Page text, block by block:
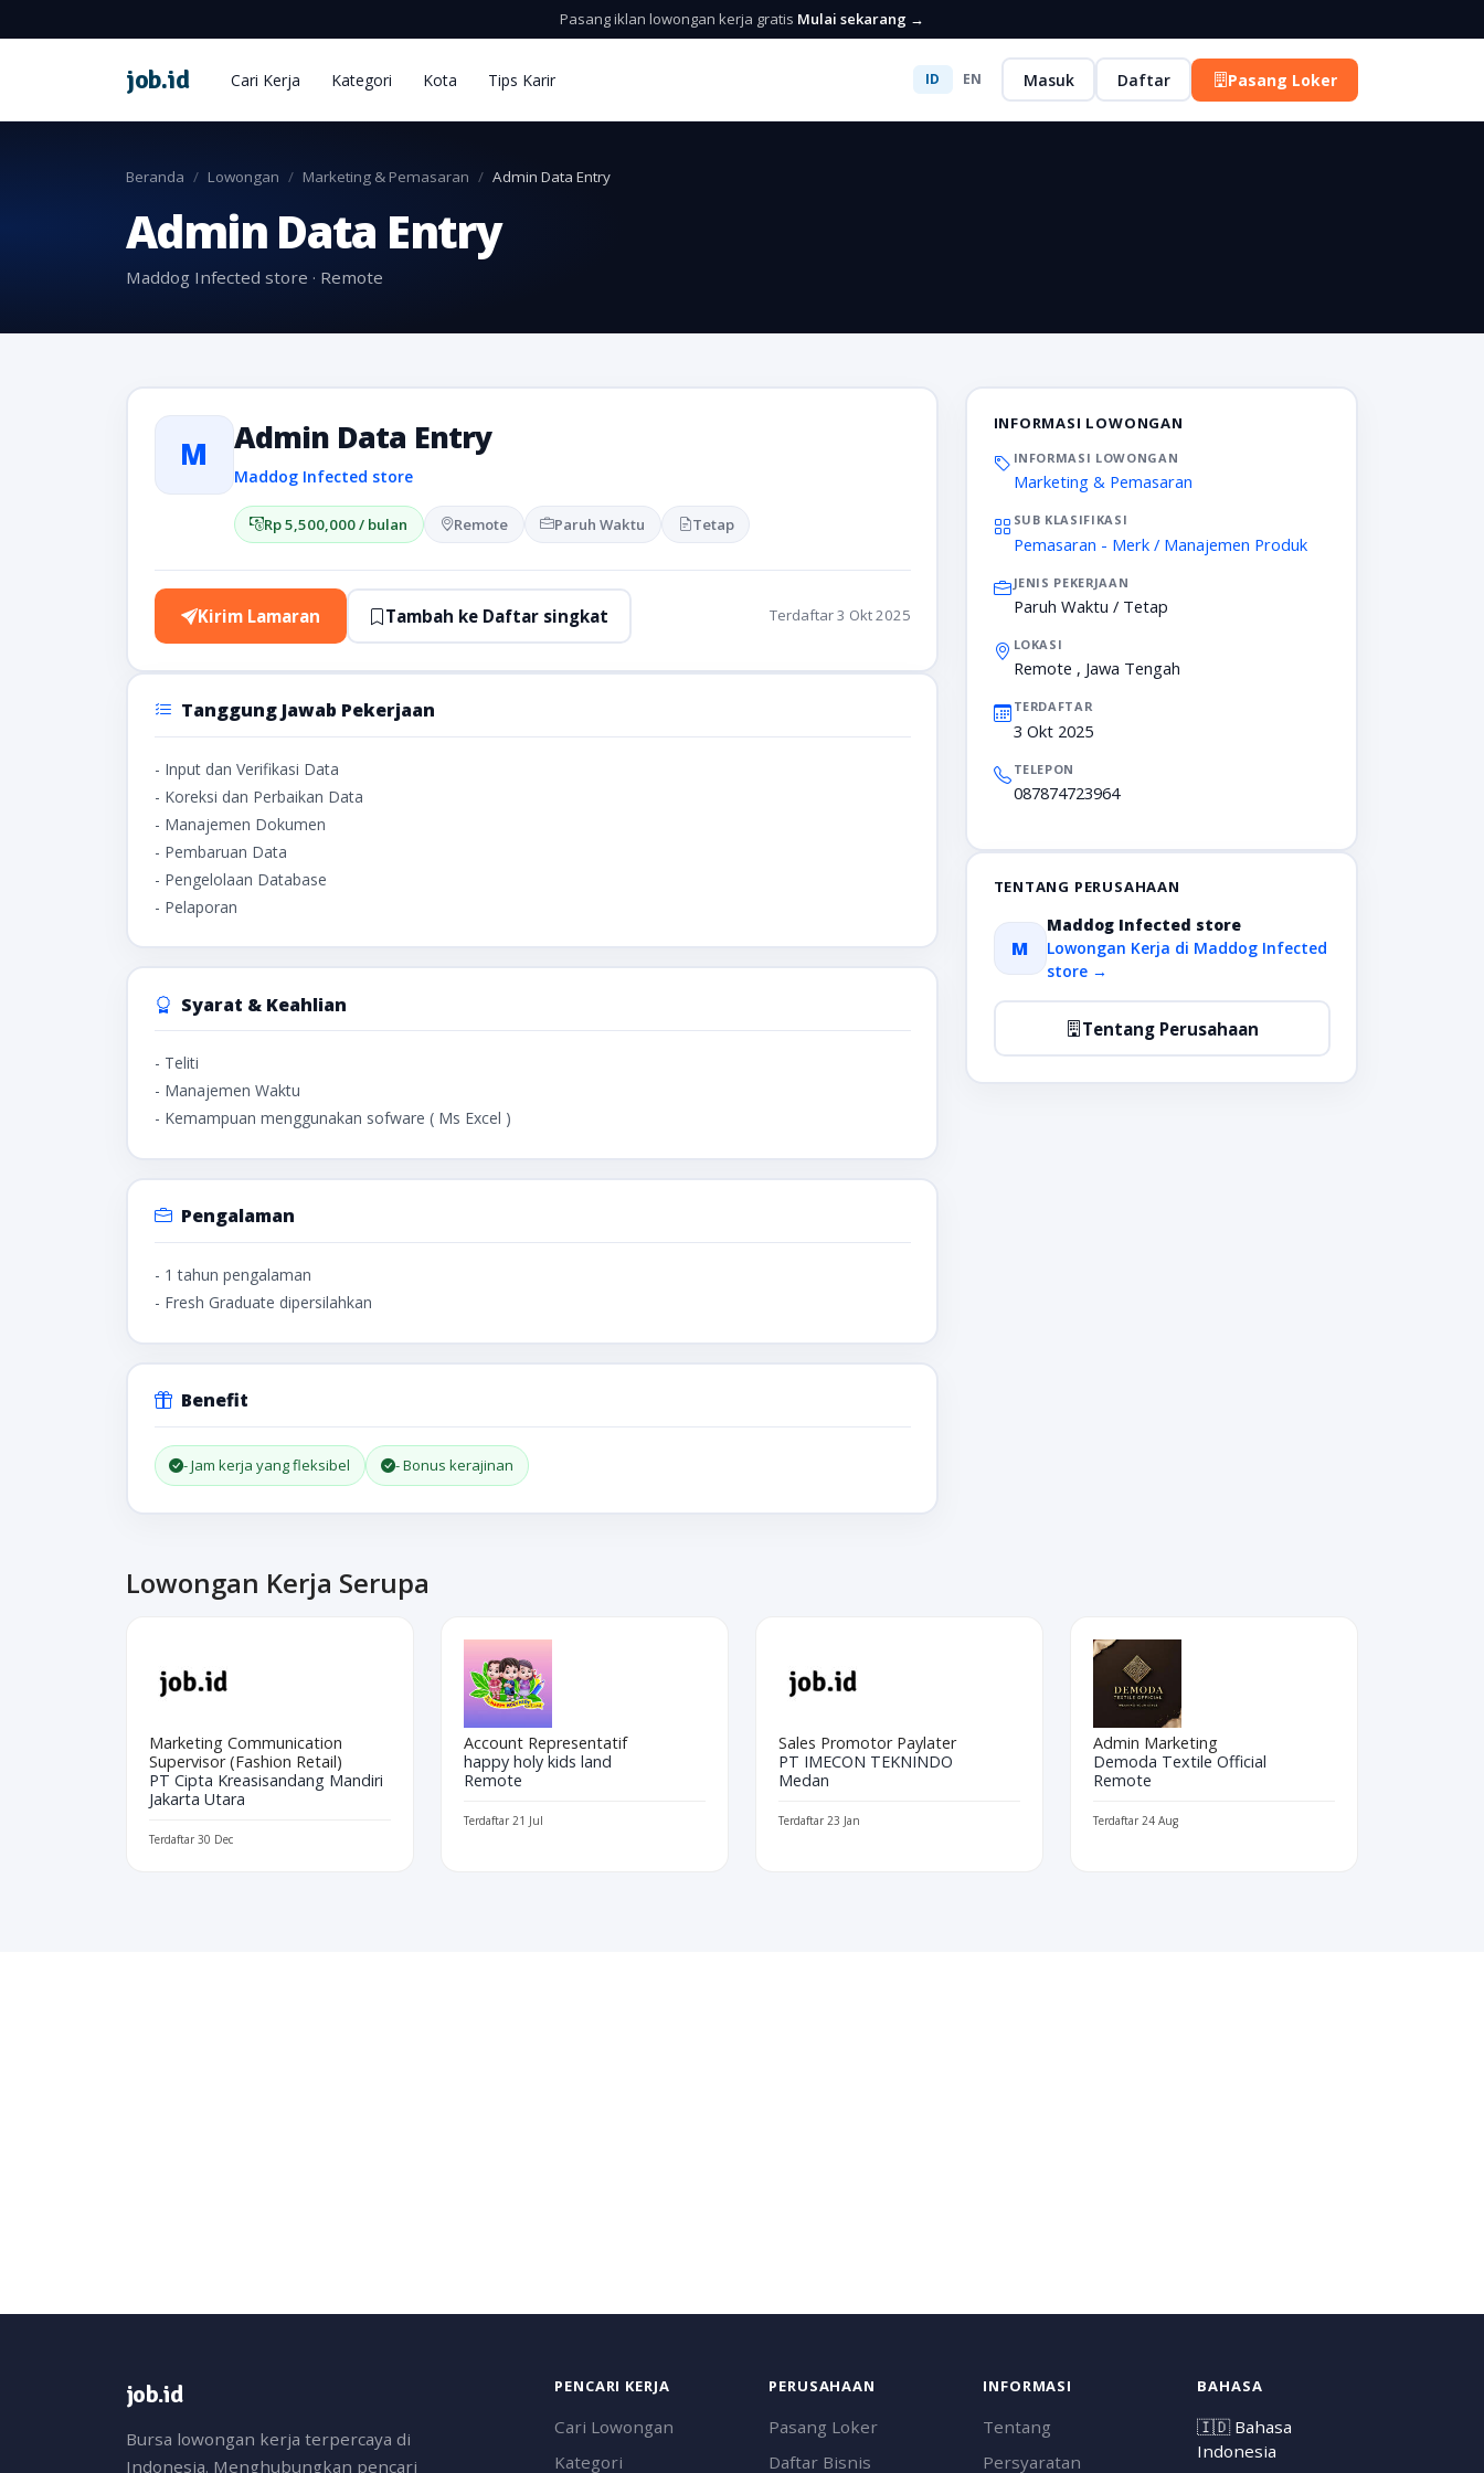
Pasang iklan lowongan kerja gratis Mulai sekarang →
job.id Cari Kerja Kategori Kota Tips Karir ID EN Masuk Daftar Pasang Loker
Beranda Lowongan Marketing & Pemasaran Admin Data Entry
Admin Data Entry
Maddog Infected store · Remote
M Admin Data Entry
Maddog Infected store
Rp 5,500,000 / bulan Remote Paruh Waktu Tetap
Kirim Lamaran Tambah ke Daftar singkat Terdaftar 3 Okt 2025
Tanggung Jawab Pekerjaan
- Input dan Verifikasi Data
- Koreksi dan Perbaikan Data
- Manajemen Dokumen
- Pembaruan Data
- Pengelolaan Database
- Pelaporan
Syarat & Keahlian
- Teliti
- Manajemen Waktu
- Kemampuan menggunakan sofware ( Ms Excel )
Pengalaman
- 1 tahun pengalaman
- Fresh Graduate dipersilahkan
Benefit
- Jam kerja yang fleksibel - Bonus kerajinan
INFORMASI LOWONGAN
INFORMASI LOWONGAN
Marketing & Pemasaran
SUB KLASIFIKASI
Pemasaran - Merk / Manajemen Produk
JENIS PEKERJAAN
Paruh Waktu / Tetap
LOKASI
Remote , Jawa Tengah
TERDAFTAR
3 Okt 2025
TELEPON
087874723964
TENTANG PERUSAHAAN
M
Maddog Infected store
Lowongan Kerja di Maddog Infected
store →
Tentang Perusahaan
Lowongan Kerja Serupa
Marketing Communication
Supervisor (Fashion Retail)
PT Cipta Kreasisandang Mandiri
Jakarta Utara
Terdaftar 30 Dec
Account Representatif
happy holy kids land
Remote
Terdaftar 21 Jul
Sales Promotor Paylater
PT IMECON TEKNINDO
Medan
Terdaftar 23 Jan
Admin Marketing
Demoda Textile Official
Remote
Terdaftar 24 Aug
job.id
Bursa lowongan kerja terpercaya di
Indonesia. Menghubungkan pencari
PENCARI KERJA
Cari Lowongan
Kategori
PERUSAHAAN
Pasang Loker
Daftar Bisnis
INFORMASI
Tentang
Persyaratan
BAHASA
🇮🇩Bahasa
Indonesia